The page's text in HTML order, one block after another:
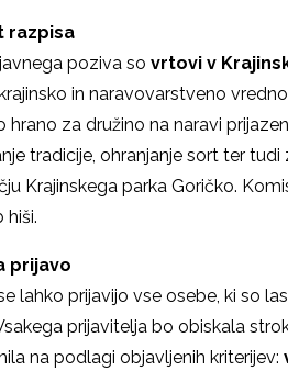
razpisa
poziva so vrtovi v
in naravovarstveno
hrano za družino na naravi
tradicije, ohranjanje sort ter
Krajinskega parka Goričko.
hiši.
prijavo
lahko prijavijo vse osebe, ki so
prijavitelja bo obiskala
na podlagi objavljenih kriterijev: